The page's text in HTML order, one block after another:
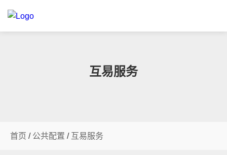
互易服务
首页 / 公共配置 / 互易服务